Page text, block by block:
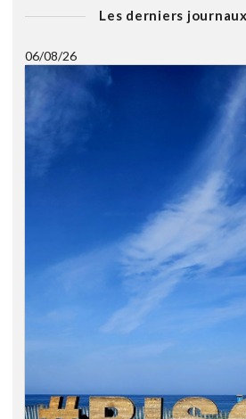
Les derniers
06/08/26